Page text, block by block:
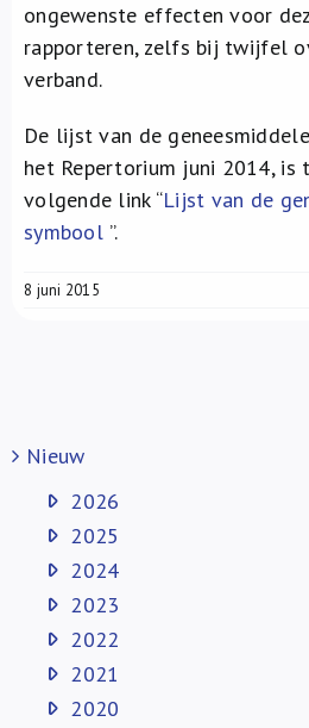
ongewenste effecten voor
rapporteren, zelfs bij twijfel
verband.
De lijst van de
het Repertorium juni 2014, is
volgende link “Lijst van de
symbool ”.
8 juni 2015
Nieuw
2026
2025
2024
2023
2022
2021
2020